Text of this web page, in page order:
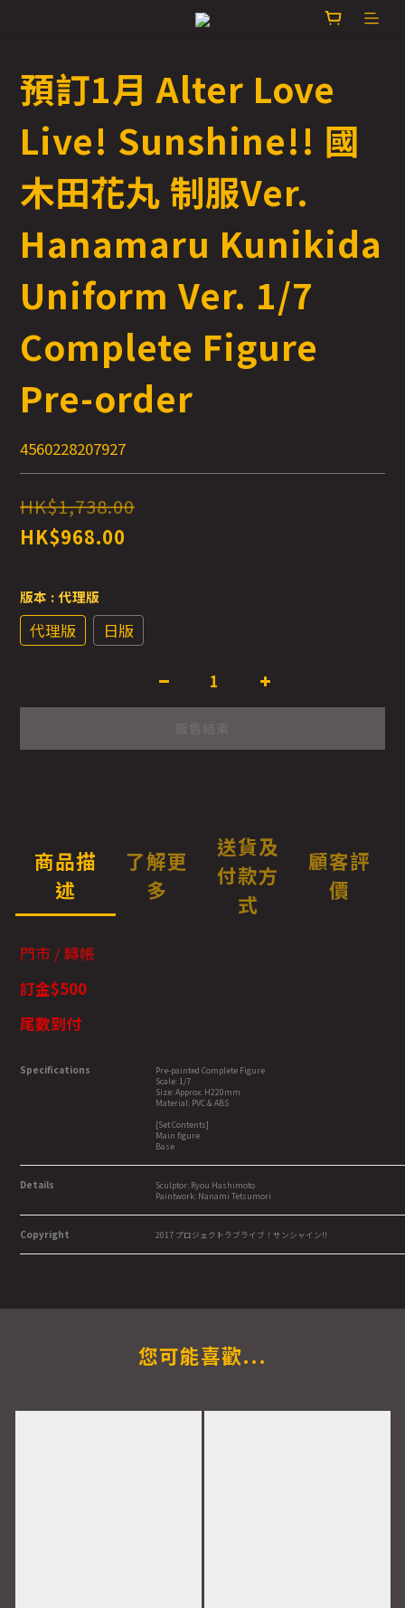
預訂1月 Alter Love
Live! Sunshine!! 國
木田花丸 制服Ver.
Hanamaru Kunikida
Uniform Ver. 1/7
Complete Figure
Pre-order
4560228207927
HK$1,738.00
HK$968.00
版本 : 代理版
代理版 日版
商品描
述
了解更
多
送貨及
付款方
式
顧客評
價
門市 / 轉帳
訂金$500
尾數到付
Specifications
Pre-painted Complete Figure
Scale: 1/7
Size: Approx. H220mm
Material: PVC & ABS
[Set Contents]
Main figure
Base
Details
Sculptor: Ryou Hashimoto
Paintwork: Nanami Tetsumori
Copyright 2017 プロジェクトラブライブ！サンシャイン!!
您可能喜歡...